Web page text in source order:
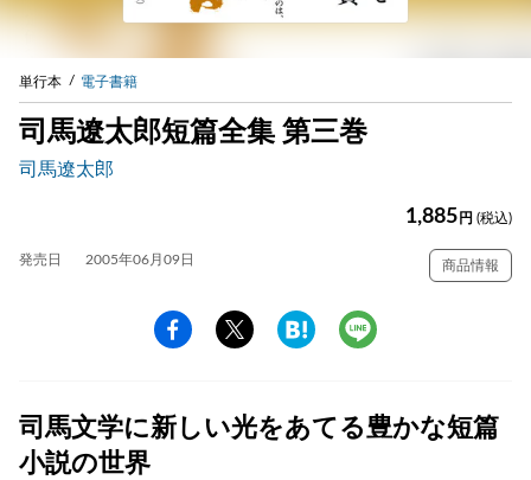
単行本 電子書籍
司馬遼太郎短篇全集 第三巻
司馬遼太郎
1,885 円 (税込)
発売日 2005年06月09日 商品情報
司馬文学に新しい光をあてる豊かな短篇
小説の世界